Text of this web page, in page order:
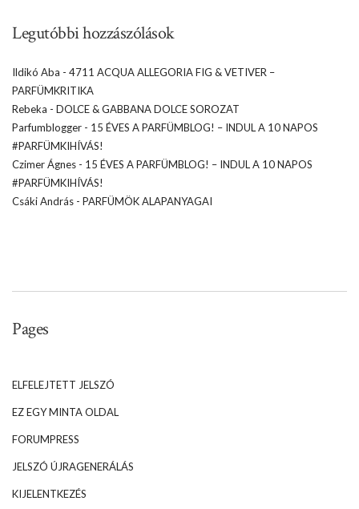
Legutóbbi hozzászólások
Ildikó Aba - 4711 ACQUA ALLEGORIA FIG & VETIVER –
PARFÜMKRITIKA
Rebeka - DOLCE & GABBANA DOLCE SOROZAT
Parfumblogger - 15 ÉVES A PARFÜMBLOG! – INDUL A 10 NAPOS
#PARFÜMKIHÍVÁS!
Czimer Ágnes - 15 ÉVES A PARFÜMBLOG! – INDUL A 10 NAPOS
#PARFÜMKIHÍVÁS!
Csáki András - PARFÜMÖK ALAPANYAGAI
Pages
ELFELEJTETT JELSZÓ
EZ EGY MINTA OLDAL
FORUMPRESS
JELSZÓ ÚJRAGENERÁLÁS
KIJELENTKEZÉS